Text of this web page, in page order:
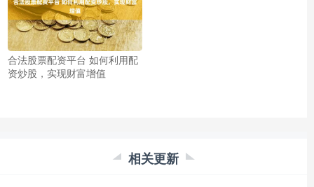
合法股票配资平台 如何利用配
资炒股，实现财富增值
相关更新